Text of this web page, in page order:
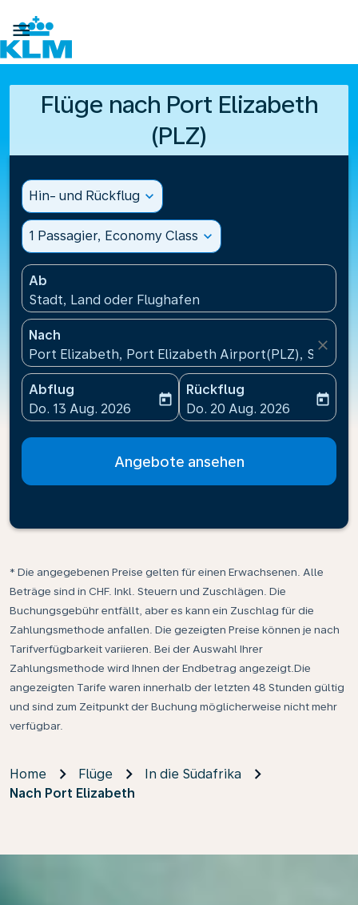

Flüge nach Port Elizabeth
(PLZ)
Hin- und Rückflug expand_more
1 Passagier, Economy Class expand_more
Ab
Stadt, Land oder Flughafen
Nach
Port Elizabeth, Port Elizabeth Airport(PLZ),
close
Abflug
fc-booking-departure-date-aria-label
Do. 13 Aug. 2026
today
Rückflug
fc-booking-return-date-
Do. 20 Aug. 2026
today
Angebote ansehen
* Die angegebenen Preise gelten für einen Erwachsenen. Alle
Beträge sind in CHF. Inkl. Steuern und Zuschlägen. Die
Buchungsgebühr entfällt, aber es kann ein Zuschlag für die
Zahlungsmethode anfallen. Die gezeigten Preise können je nach
Tarifverfügbarkeit variieren. Bei der Auswahl Ihrer
Zahlungsmethode wird Ihnen der Endbetrag angezeigt.Die
angezeigten Tarife waren innerhalb der letzten 48 Stunden gültig
und sind zum Zeitpunkt der Buchung möglicherweise nicht mehr
verfügbar.
Home Flüge
In die Südafrika
Nach Port Elizabeth